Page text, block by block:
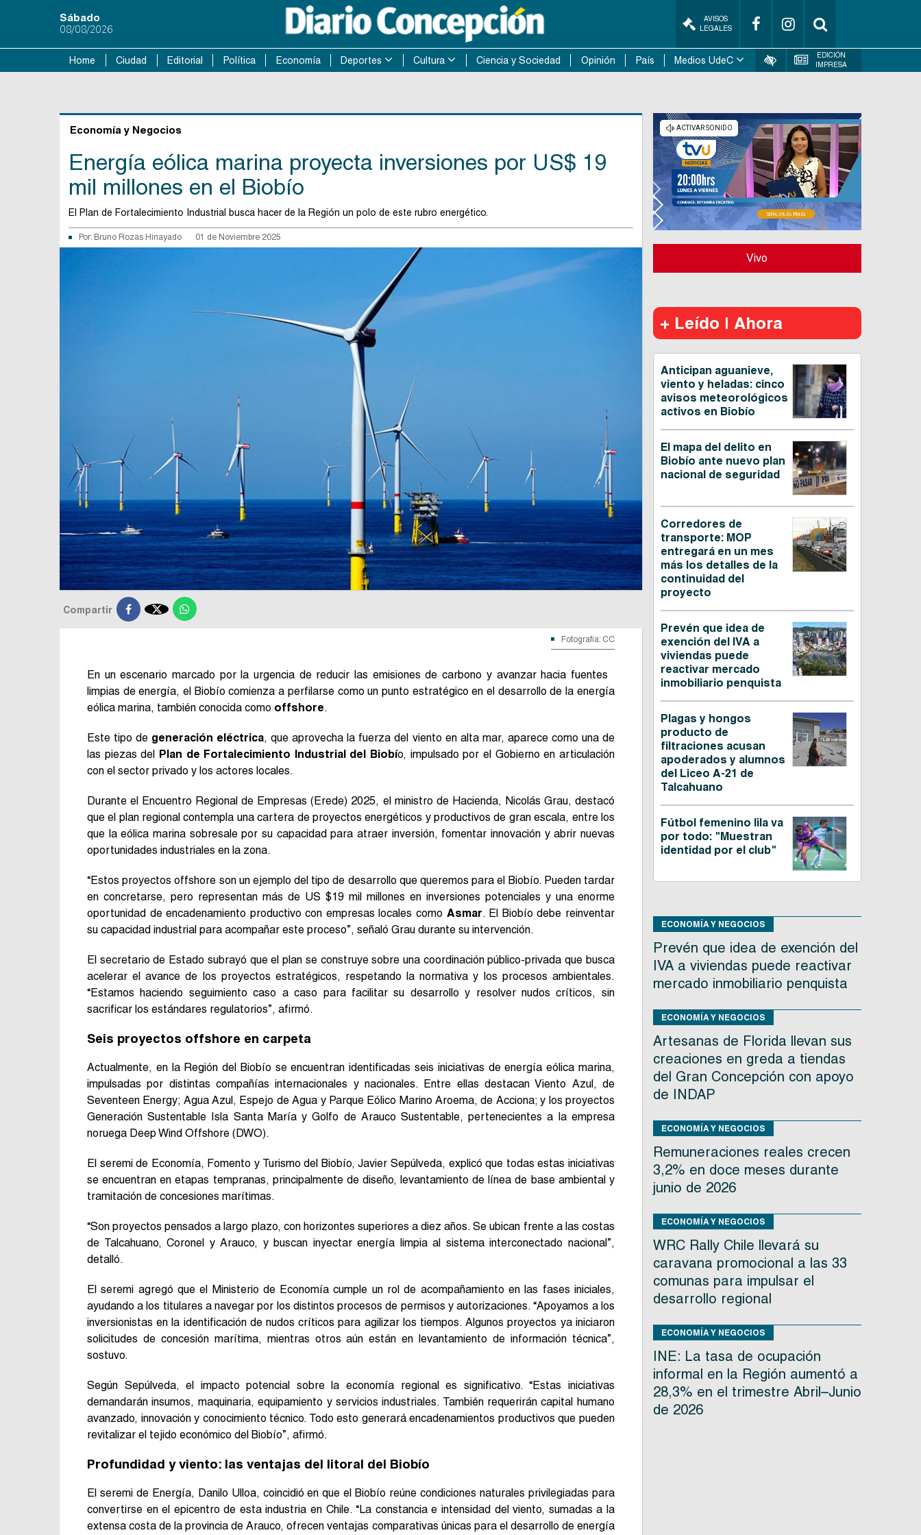
Sábado
08/08/2026
AVISOS
LEGALES
Home Ciudad Editorial Política Economía Deportes Cultura Ciencia y Sociedad Opinión País Medios UdeC
EDICIÓN
IMPRESA
Economía y Negocios
Energía eólica marina proyecta inversiones por US$ 19
mil millones en el Biobío
El Plan de Fortalecimiento Industrial busca hacer de la Región un polo de este rubro energético.
Por: Bruno Rozas Hinayado 01 de Noviembre 2025
Compartir 
Fotografía: CC
En un escenario marcado por la urgencia de reducir las emisiones de carbono y avanzar hacia fuentes
limpias de energía, el Biobío comienza a perfilarse como un punto estratégico en el desarrollo de la energía
eólica marina, también conocida como offshore.
Este tipo de generación eléctrica, que aprovecha la fuerza del viento en alta mar, aparece como una de
las piezas del Plan de Fortalecimiento Industrial del Biobío, impulsado por el Gobierno en articulación
con el sector privado y los actores locales.
Durante el Encuentro Regional de Empresas (Erede) 2025, el ministro de Hacienda, Nicolás Grau, destacó
que el plan regional contempla una cartera de proyectos energéticos y productivos de gran escala, entre los
que la eólica marina sobresale por su capacidad para atraer inversión, fomentar innovación y abrir nuevas
oportunidades industriales en la zona.
“Estos proyectos offshore son un ejemplo del tipo de desarrollo que queremos para el Biobío. Pueden tardar
en concretarse, pero representan más de US $19 mil millones en inversiones potenciales y una enorme
oportunidad de encadenamiento productivo con empresas locales como Asmar. El Biobío debe reinventar
su capacidad industrial para acompañar este proceso”, señaló Grau durante su intervención.
El secretario de Estado subrayó que el plan se construye sobre una coordinación público-privada que busca
acelerar el avance de los proyectos estratégicos, respetando la normativa y los procesos ambientales.
“Estamos haciendo seguimiento caso a caso para facilitar su desarrollo y resolver nudos críticos, sin
sacrificar los estándares regulatorios”, afirmó.
Seis proyectos offshore en carpeta
Actualmente, en la Región del Biobío se encuentran identificadas seis iniciativas de energía eólica marina,
impulsadas por distintas compañías internacionales y nacionales. Entre ellas destacan Viento Azul, de
Seventeen Energy; Agua Azul, Espejo de Agua y Parque Eólico Marino Aroema, de Acciona; y los proyectos
Generación Sustentable Isla Santa María y Golfo de Arauco Sustentable, pertenecientes a la empresa
noruega Deep Wind Offshore (DWO).
El seremi de Economía, Fomento y Turismo del Biobío, Javier Sepúlveda, explicó que todas estas iniciativas
se encuentran en etapas tempranas, principalmente de diseño, levantamiento de línea de base ambiental y
tramitación de concesiones marítimas.
“Son proyectos pensados a largo plazo, con horizontes superiores a diez años. Se ubican frente a las costas
de Talcahuano, Coronel y Arauco, y buscan inyectar energía limpia al sistema interconectado nacional”,
detalló.
El seremi agregó que el Ministerio de Economía cumple un rol de acompañamiento en las fases iniciales,
ayudando a los titulares a navegar por los distintos procesos de permisos y autorizaciones. “Apoyamos a los
inversionistas en la identificación de nudos críticos para agilizar los tiempos. Algunos proyectos ya iniciaron
solicitudes de concesión marítima, mientras otros aún están en levantamiento de información técnica”,
sostuvo.
Según Sepúlveda, el impacto potencial sobre la economía regional es significativo. “Estas iniciativas
demandarán insumos, maquinaria, equipamiento y servicios industriales. También requerirán capital humano
avanzado, innovación y conocimiento técnico. Todo esto generará encadenamientos productivos que pueden
revitalizar el tejido económico del Biobío”, afirmó.
Profundidad y viento: las ventajas del litoral del Biobío
El seremi de Energía, Danilo Ulloa, coincidió en que el Biobío reúne condiciones naturales privilegiadas para
convertirse en el epicentro de esta industria en Chile. “La constancia e intensidad del viento, sumadas a la
extensa costa de la provincia de Arauco, ofrecen ventajas comparativas únicas para el desarrollo de energía
Vivo
+ Leído | Ahora
Anticipan aguanieve,
viento y heladas: cinco
avisos meteorológicos
activos en Biobío
El mapa del delito en
Biobío ante nuevo plan
nacional de seguridad
Corredores de
transporte: MOP
entregará en un mes
más los detalles de la
continuidad del
proyecto
Prevén que idea de
exención del IVA a
viviendas puede
reactivar mercado
inmobiliario penquista
Plagas y hongos
producto de
filtraciones acusan
apoderados y alumnos
del Liceo A-21 de
Talcahuano
Fútbol femenino lila va
por todo: "Muestran
identidad por el club"
ECONOMÍA Y NEGOCIOS
Prevén que idea de exención del
IVA a viviendas puede reactivar
mercado inmobiliario penquista
ECONOMÍA Y NEGOCIOS
Artesanas de Florida llevan sus
creaciones en greda a tiendas
del Gran Concepción con apoyo
de INDAP
ECONOMÍA Y NEGOCIOS
Remuneraciones reales crecen
3,2% en doce meses durante
junio de 2026
ECONOMÍA Y NEGOCIOS
WRC Rally Chile llevará su
caravana promocional a las 33
comunas para impulsar el
desarrollo regional
ECONOMÍA Y NEGOCIOS
INE: La tasa de ocupación
informal en la Región aumentó a
28,3% en el trimestre Abril–Junio
de 2026